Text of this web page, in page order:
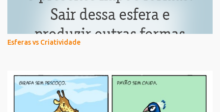
Esferas vs Criatividade